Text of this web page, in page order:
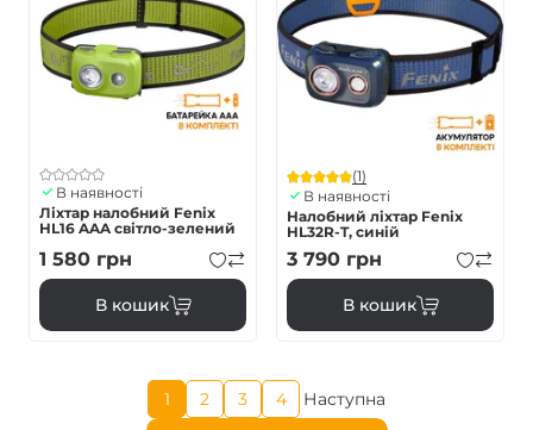
В наявності
Ліхтар налобний Fenix
HL16 AAA світло-зелений
1 580 грн
В кошик
(1)
В наявності
Налобний ліхтар Fenix
HL32R-T, синій
3 790 грн
В кошик
Поточна
сторінка
1
Page
2
Page
3
Page
4
Наступна
Наступна